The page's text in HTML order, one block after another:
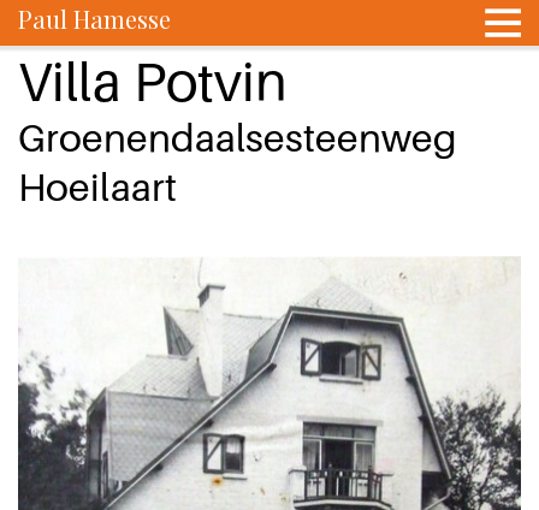
Paul Hamesse
Villa Potvin
Groenendaalsesteenweg
Hoeilaart